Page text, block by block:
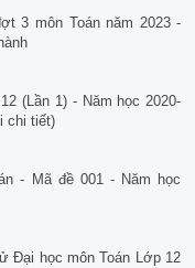
3 môn Toán năm 2023 -
(Lần 1) - Năm học 2020-
chi tiết)
- Mã đề 001 - Năm học
Đại học môn Toán Lớp 12